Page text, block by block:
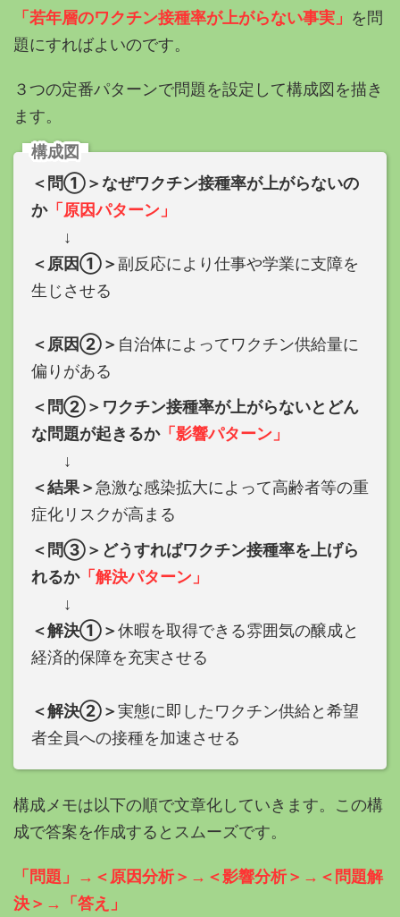
「若年層のワクチン接種率が上がらない事実」 を問
題にすればよいのです。
３つの定番パターンで問題を設定して構成図を描き
ます。
構成図
＜問①＞なぜワクチン接種率が上がらないの
か「原因パターン」
↓
＜原因①＞副反応により仕事や学業に支障を
生じさせる
＜原因②＞ 自治体によってワクチン供給量に
偏りがある
＜問②＞ワクチン接種率が上がらないとどん
な問題が起きるか「影響パターン」
↓
＜結果＞急激な感染拡大によって高齢者等の重
症化リスクが高まる
＜問③＞どうすればワクチン接種率を上げら
れるか「解決パターン」
↓
＜解決①＞休暇を取得できる雰囲気の醸成と
経済的保障を充実させる
＜解決②＞実態に即したワクチン供給と希望
者全員への接種を加速させる
構成メモは以下の順で文章化していきます。この構
成で答案を作成するとスムーズです。
「問題」→＜原因分析＞→＜影響分析＞→＜問題解
決＞→「答え」